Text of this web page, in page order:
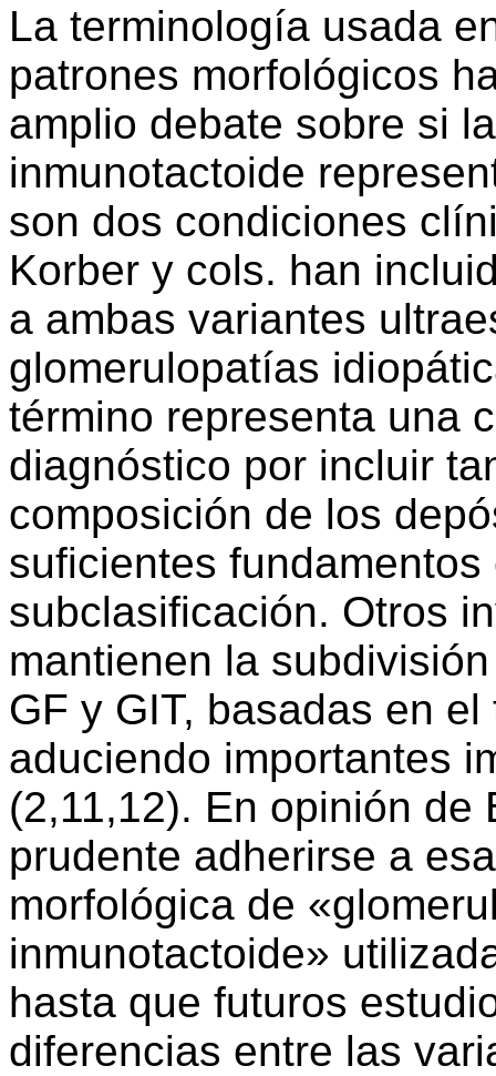
La terminología usada
patrones morfológicos
amplio debate sobre si
inmunotactoide
son dos condiciones
Korber y cols. han
a ambas variantes
glomerulopatías
término representa una
diagnóstico por incluir
composición de los
suficientes
subclasificación. Otros
mantienen la
GF y GIT, basadas en
aduciendo importantes
(2,11,12). En opinión
prudente adherirse a
morfológica de
inmunotactoide»
hasta que futuros
diferencias entre las